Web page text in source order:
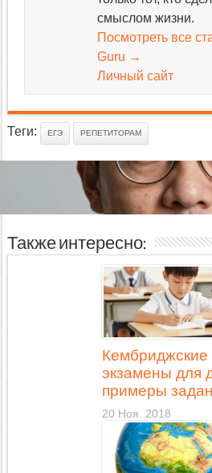
смыслом жизни.
Посмотреть все
Guru →
Личный сайт
Теги: ЕГЭ РЕПЕТИТОРАМ
Также интересно:
Кембриджские
экзамены для
примеры
учебники для
подготовки
20 Ноя. 2018